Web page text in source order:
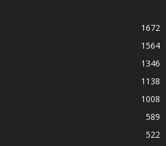
1672
1564
1346
1138
1008
589
522